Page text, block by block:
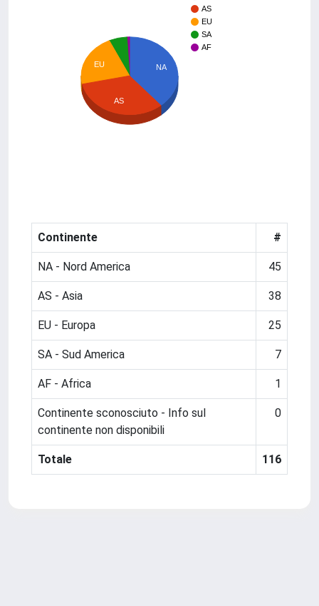
AS
EU
SA
AF
NA
EU
AS
Continente #
NA - Nord America 45
AS - Asia 38
EU - Europa 25
SA - Sud America 7
AF - Africa 1
Continente sconosciuto - Info sul
continente non disponibili
0
Totale 116